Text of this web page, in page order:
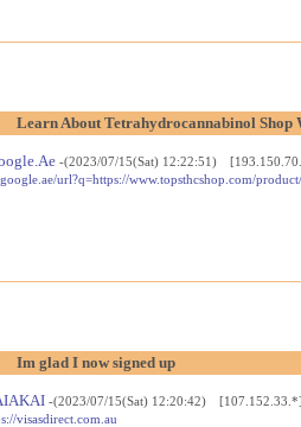
Learn About Tetrahydrocannabinol
-(2023/07/15(Sat) 12:22:51)
url?q=https://www.topsthcshop.com/
Im glad I now signed up
-(2023/07/15(Sat) 12:20:42) [107.152.33.*]
visasdirect.com.au